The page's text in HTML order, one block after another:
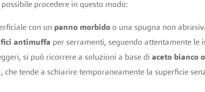
procedere in questo modo:
con un panno morbidoo una spugna non
antimuffa per serramenti, seguendo attentamente le
si può ricorrere a soluzioni a base di aceto bianco
che tende a schiarire temporaneamente la superficie